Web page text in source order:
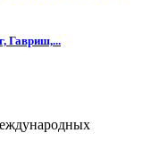
Гавриш,...